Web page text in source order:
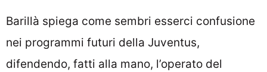
Barillà spiega come sembri esserci confusione
nei programmi futuri della Juventus,
difendendo, fatti alla mano, l’operato del